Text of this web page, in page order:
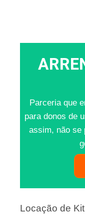
Parceria que
para donos de
assim, não se
Locação de